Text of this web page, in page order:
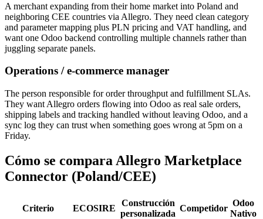
A merchant expanding from their home market into Poland and
neighboring CEE countries via Allegro. They need clean category
and parameter mapping plus PLN pricing and VAT handling, and
want one Odoo backend controlling multiple channels rather than
juggling separate panels.
Operations / e-commerce manager
The person responsible for order throughput and fulfillment SLAs.
They want Allegro orders flowing into Odoo as real sale orders,
shipping labels and tracking handled without leaving Odoo, and a
sync log they can trust when something goes wrong at 5pm on a
Friday.
Cómo se compara Allegro Marketplace
Connector (Poland/CEE)
Criterio ECOSIRE
Construcción
personalizada
Competidor
Odoo
Nativo